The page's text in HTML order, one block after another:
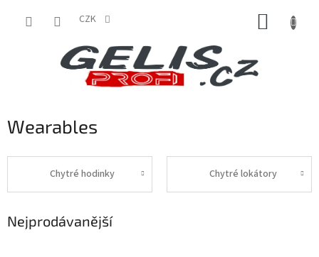
CZK
Wearables
Chytré hodinky Chytré lokátory
Nejprodávanější